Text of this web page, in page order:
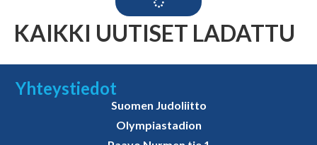
KAIKKI UUTISET LADATTU
Yhteystiedot
Suomen Judoliitto
Olympiastadion